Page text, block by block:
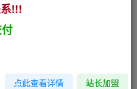
，可矩阵操作，小白首
122 0
!!!
点此查看详情 站长加盟